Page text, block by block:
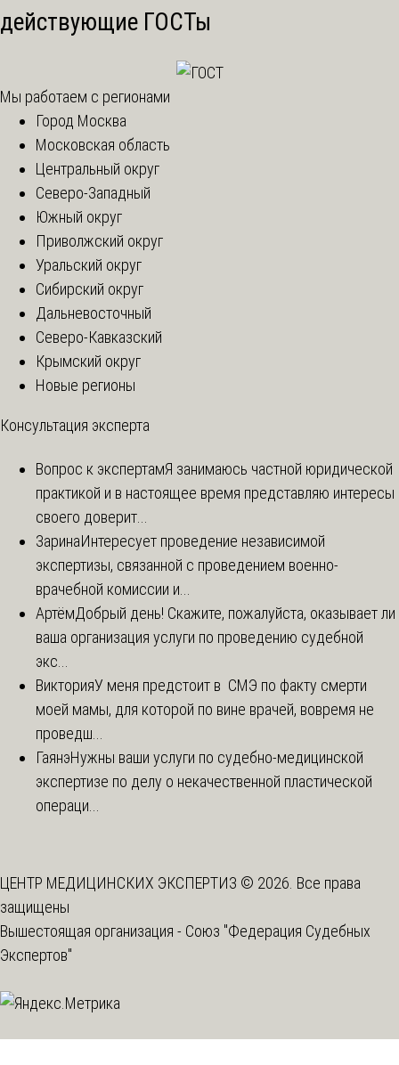
действующие ГОСТы
Мы работаем с регионами
Город Москва
Московская область
Центральный округ
Северо-Западный
Южный округ
Приволжский округ
Уральский округ
Сибирский округ
Дальневосточный
Северо-Кавказский
Крымский округ
Новые регионы
Консультация эксперта
Вопрос к экспертамЯ занимаюсь частной юридической
практикой и в настоящее время представляю интересы
своего доверит...
ЗаринаИнтересует проведение независимой
экспертизы, связанной с проведением военно-
врачебной комиссии и...
АртёмДобрый день! Скажите, пожалуйста, оказывает ли
ваша организация услуги по проведению судебной
экс...
ВикторияУ меня предстоит в СМЭ по факту смерти
моей мамы, для которой по вине врачей, вовремя не
проведш...
ГаянэНужны ваши услуги по судебно-медицинской
экспертизе по делу о некачественной пластической
операци...
ЦЕНТР МЕДИЦИНСКИХ ЭКСПЕРТИЗ © 2026. Все права
защищены
Вышестоящая организация - Союз "Федерация Судебных
Экспертов"